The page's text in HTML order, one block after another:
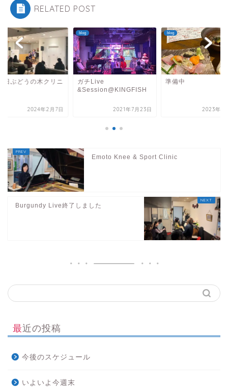
RELATED POST
日ぶどうの木クリニ
2024年2月7日
blog
ガチLive
&Session@KINGFISH
2021年7月23日
blog
準備中
2023年11
Emoto Knee & Sport Clinic
Burgundy Live終了しました
最近の投稿
今後のスケジュール
いよいよ今週末